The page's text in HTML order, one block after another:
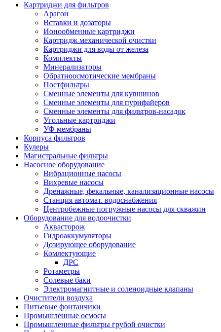
Картриджи для фильтров
Арагон
Вставки и дозаторы
Ионообменные картриджи
Картридж механической очистки
Картриджи для воды от железа
Комплекты
Минерализаторы
Обратноосмотические мембраны
Постфильтры
Сменные элементы для кувшинов
Сменные элементы для пурифайеров
Сменные элементы для фильтров-насадок
Угольные картриджи
УФ мембраны
Корпуса фильтров
Кулеры
Магистральные фильтры
Насосное оборудование
Вибрационные насосы
Вихревые насосы
Дренажные, фекальные, канализационные насосы
Станция автомат. водоснабжения
Центробежные погружные насосы для скважин
Оборудование для водоочистки
Аквасторож
Гидроаккумуляторы
Дозирующее оборудование
Комлектующие
ДРС
Ротаметры
Солевые баки
Электромагнитные и соленоидные клапаны
Очистители воздуха
Питьевые фонтанчики
Промышленные осмосы
Промышленные фильтры грубой очистки